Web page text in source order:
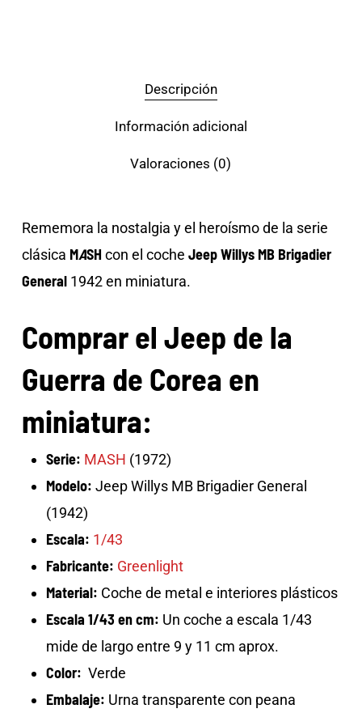
Descripción
Información adicional
Valoraciones (0)
Rememora la nostalgia y el heroísmo de la serie
clásica MASHcon el coche Jeep Willys MB Brigadier
General1942 en miniatura.
Comprar el Jeep de la
Guerra de Corea en
miniatura:
Serie: MASH (1972)
Modelo: Jeep Willys MB Brigadier General
(1942)
Escala: 1/43
Fabricante: Greenlight
Material: Coche de metal e interiores plásticos
Escala 1/43 en cm: Un coche a escala 1/43
mide de largo entre 9 y 11 cm aprox.
Color: Verde
Embalaje: Urna transparente con peana